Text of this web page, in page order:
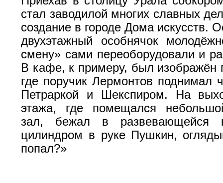
стал заводилой многих славных
создание в городе Дома искусств.
двухэтажный особнячок
смену» сами переоборудовали и
В кафе, к примеру, был
где поручик Лермонтов поднимал
Петраркой и Шекспиром. На
этажа, где помещался
зал, бежал в развевающейся
цилиндром в руке Пушкин,
попал?»